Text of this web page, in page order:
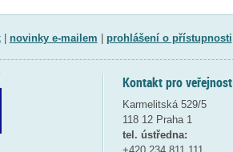
| novinky e-mailem prohlášení o přístupnosti
Kontakt pro veřejnost
Karmelitská 529/5
118 12 Praha 1
tel. ústředna: